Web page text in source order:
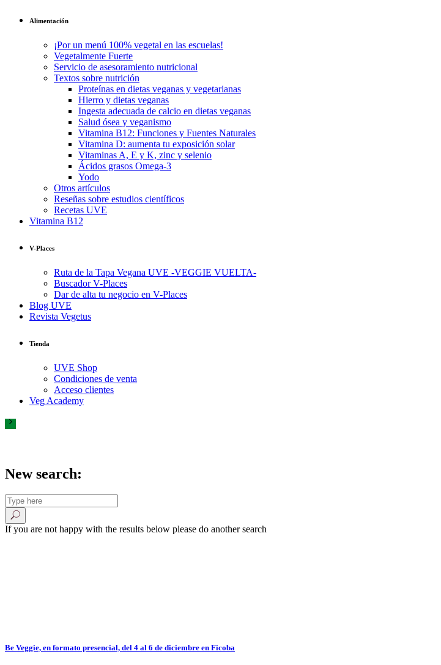
Alimentación
¡Por un menú 100% vegetal en las escuelas!
Vegetalmente Fuerte
Servicio de asesoramiento nutricional
Textos sobre nutrición
Proteínas en dietas veganas y vegetarianas
Hierro y dietas veganas
Ingesta adecuada de calcio en dietas veganas
Salud ósea y veganismo
Vitamina B12: Funciones y Fuentes Naturales
Vitamina D: aumenta tu exposición solar
Vitaminas A, E y K, zinc y selenio
Ácidos grasos Omega-3
Yodo
Otros artículos
Reseñas sobre estudios científicos
Recetas UVE
Vitamina B12
V-Places
Ruta de la Tapa Vegana UVE -VEGGIE VUELTA-
Buscador V-Places
Dar de alta tu negocio en V-Places
Blog UVE
Revista Vegetus
Tienda
UVE Shop
Condiciones de venta
Acceso clientes
Veg Academy
New search:
If you are not happy with the results below please do another search
Be Veggie, en formato presencial, del 4 al 6 de diciembre en Ficoba